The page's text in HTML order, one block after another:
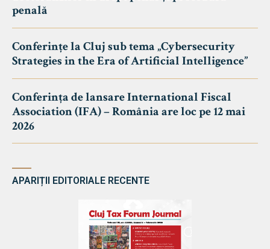
penală
Conferințe la Cluj sub tema „Cybersecurity
Strategies in the Era of Artificial Intelligence”
Conferința de lansare International Fiscal
Association (IFA) – România are loc pe 12 mai
2026
APARIȚII EDITORIALE RECENTE